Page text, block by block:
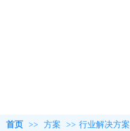
首页 >> 方案 >> 行业解决方案